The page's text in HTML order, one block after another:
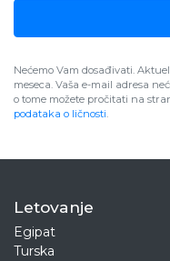
Nećemo Vam dosađivati.
meseca. Vaša e-mail adresa
o tome možete pročitati na
podataka o ličnosti.
Letovanje
Egipat
Turska